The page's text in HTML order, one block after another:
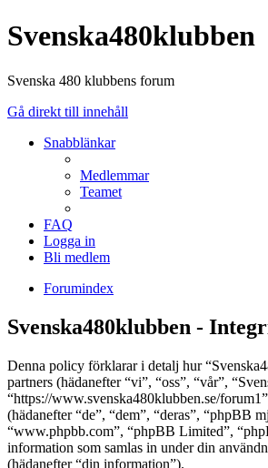
Svenska480klubben
Svenska 480 klubbens forum
Gå direkt till innehåll
Snabblänkar
Medlemmar
Teamet
FAQ
Logga in
Bli medlem
Forumindex
Svenska480klubben -
Denna policy förklarar i detalj hur
partners (hädanefter “vi”, “oss”, “vår”,
“https://www.svenska480klubben.se/
(hädanefter “de”, “dem”, “deras”, “phpBB
“www.phpbb.com”, “phpBB Limited”,
information som samlas in under din
(hädanefter “din information”).